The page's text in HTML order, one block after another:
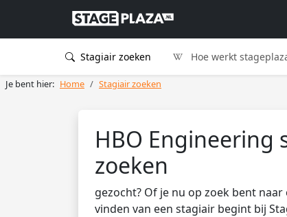
Stagiair zoeken Hoe werkt
Je bent hier: Home Stagiair zoeken
HBO Engineering
zoeken
gezocht? Of je nu op zoek bent
vinden van een stagiair begint bij